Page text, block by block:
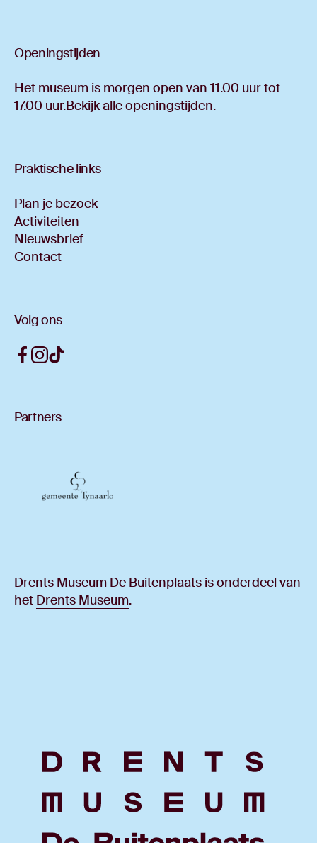
Openingstijden
Het museum is morgen open van 11.00 uur tot
17.00 uur.Bekijk alle openingstijden.
Praktische links
Plan je bezoek
Activiteiten
Nieuwsbrief
Contact
Volg ons
Partners
Drents Museum De Buitenplaats is onderdeel van
het Drents Museum.